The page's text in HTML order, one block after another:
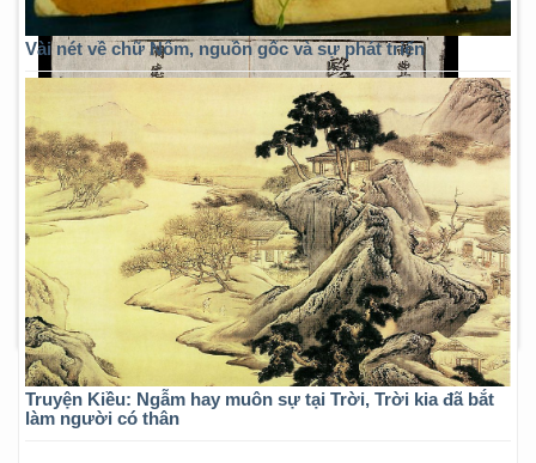
Vài nét về chữ Nôm, nguồn gốc và sự phát triển
Truyện Kiều: Ngẫm hay muôn sự tại Trời, Trời kia đã bắt
làm người có thân